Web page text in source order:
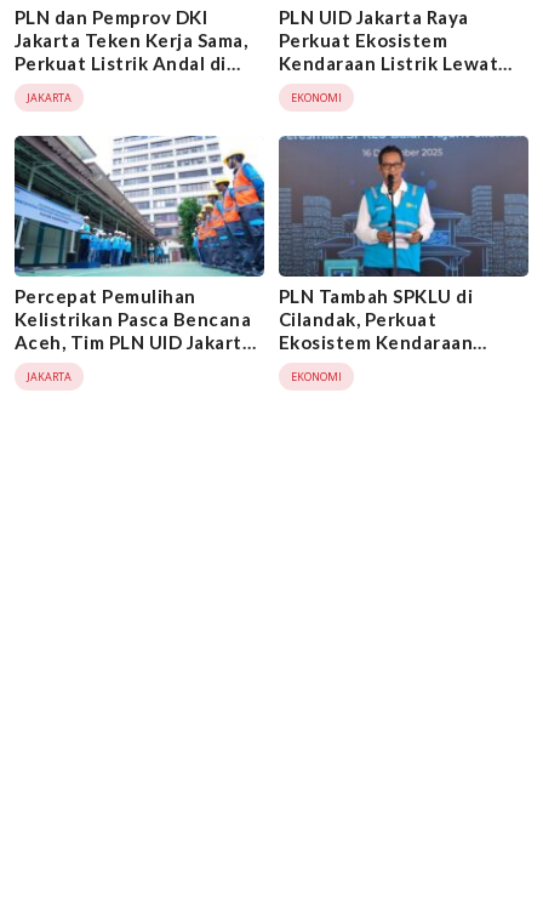
PLN dan Pemprov DKI
Jakarta Teken Kerja Sama,
Perkuat Listrik Andal di
Kepulauan Seribu
JAKARTA
PLN UID Jakarta Raya
Perkuat Ekosistem
Kendaraan Listrik Lewat
Kolaborasi Pengembangan
SPKLU Center
EKONOMI
Percepat Pemulihan
Kelistrikan Pasca Bencana
Aceh, Tim PLN UID Jakarta
Raya Tuntaskan 38
Aktivitas Recovery
JAKARTA
PLN Tambah SPKLU di
Cilandak, Perkuat
Ekosistem Kendaraan
Listrik Jakarta
EKONOMI